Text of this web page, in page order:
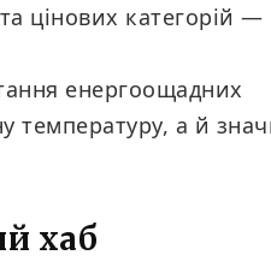
цінових категорій —
енергоощадних
температуру, а й
хаб